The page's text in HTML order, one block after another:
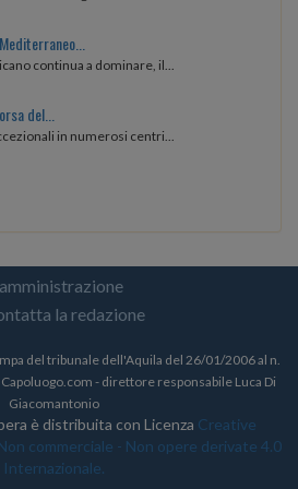
continua a dominare, il...
del...
in numerosi centri...
la redazione
del tribunale dell'Aquila del 26/01/2006 al n.
- direttore responsabile Luca Di
Giacomantonio
è distribuita con Licenza Creative
commerciale - Non opere derivate 4.0
Internazionale.